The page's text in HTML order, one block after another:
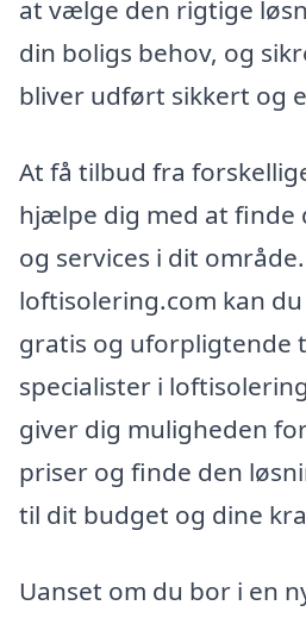
at vælge den rigtige
din boligs behov, og
bliver udført sikkert og
At få tilbud fra
hjælpe dig med at finde
og services i dit område.
loftisolering.com kan
gratis og uforpligtende
specialister i
giver dig muligheden
priser og finde den
til dit budget og dine
Uanset om du bor i en